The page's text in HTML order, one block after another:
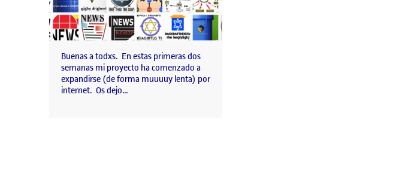
Buenas a todxs. En estas primeras dos
semanas mi proyecto ha comenzado a
expandirse (de forma muuuuy lenta) por
internet. Os dejo…